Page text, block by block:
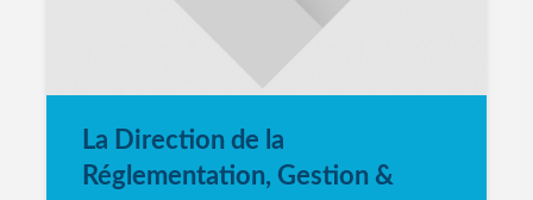
La Direction de la
Réglementation, Gestion &